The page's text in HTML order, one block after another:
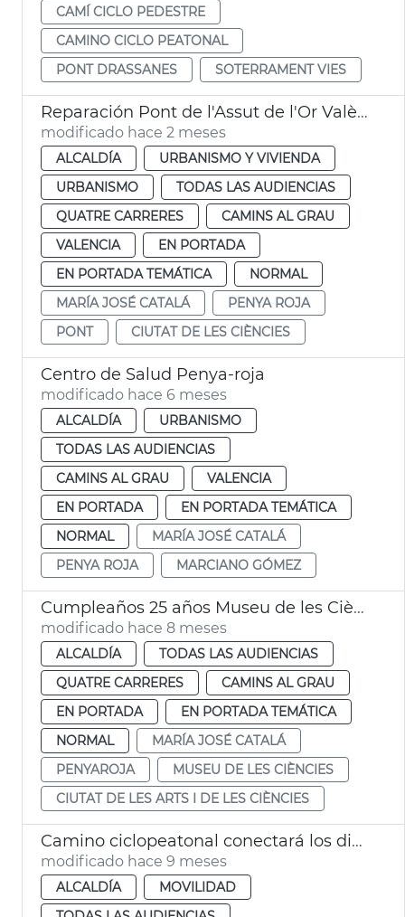
CAMÍ CICLO PEDESTRE
CAMINO CICLO PEATONAL
PONT DRASSANES
SOTERRAMENT VIES
Reparación Pont de l'Assut de l'Or València
modificado hace 2 meses
ALCALDÍA
URBANISMO Y VIVIENDA
URBANISMO
TODAS LAS AUDIENCIAS
QUATRE CARRERES
CAMINS AL GRAU
VALENCIA
EN PORTADA
EN PORTADA TEMÁTICA
NORMAL
MARÍA JOSÉ CATALÁ
PENYA ROJA
PONT
CIUTAT DE LES CIÈNCIES
Centro de Salud Penya-roja
modificado hace 6 meses
ALCALDÍA
URBANISMO
TODAS LAS AUDIENCIAS
CAMINS AL GRAU
VALENCIA
EN PORTADA
EN PORTADA TEMÁTICA
NORMAL
MARÍA JOSÉ CATALÁ
PENYA ROJA
MARCIANO GÓMEZ
Cumpleaños 25 años Museu de les Cièncias València
modificado hace 8 meses
ALCALDÍA
TODAS LAS AUDIENCIAS
QUATRE CARRERES
CAMINS AL GRAU
EN PORTADA
EN PORTADA TEMÁTICA
NORMAL
MARÍA JOSÉ CATALÁ
PENYAROJA
MUSEU DE LES CIÈNCIES
CIUTAT DE LES ARTS I DE LES CIÈNCIES
Camino ciclopeatonal conectará los distritos de Poblats Marítims, Camins al Grau y Quatre Carreres
modificado hace 9 meses
ALCALDÍA
MOVILIDAD